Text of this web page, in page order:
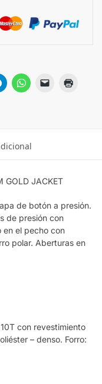
GOLD JACKET
de botón a presión.
de presión con
en el pecho con
polar. Aberturas en
con revestimiento
– denso. Forro: